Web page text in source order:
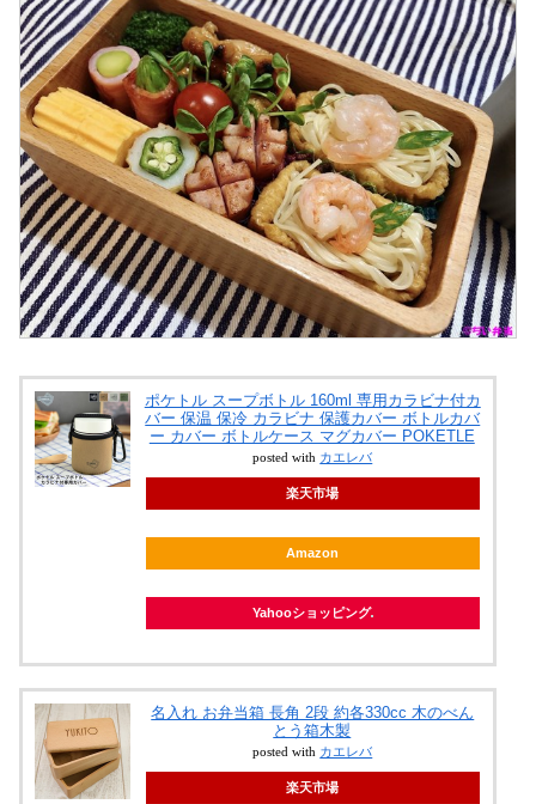
ポケトル スープボトル 160ml 専用カラビナ付カ
バー 保温 保冷 カラビナ 保護カバー ボトルカバ
ー カバー ボトルケース マグカバー POKETLE
posted with カエレバ
楽天市場
Amazon
Yahooショッピング
名入れ お弁当箱 長角 2段 約各330cc 木のべん
とう箱木製
posted with カエレバ
楽天市場